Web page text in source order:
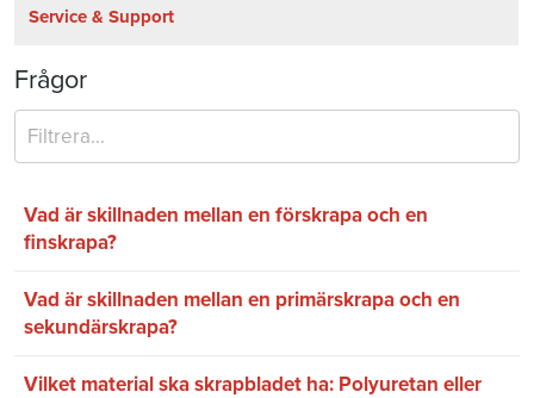
Service & Support
Frågor
Vad är skillnaden mellan en förskrapa och en
finskrapa?
Vad är skillnaden mellan en primärskrapa och en
sekundärskrapa?
Vilket material ska skrapbladet ha: Polyuretan eller